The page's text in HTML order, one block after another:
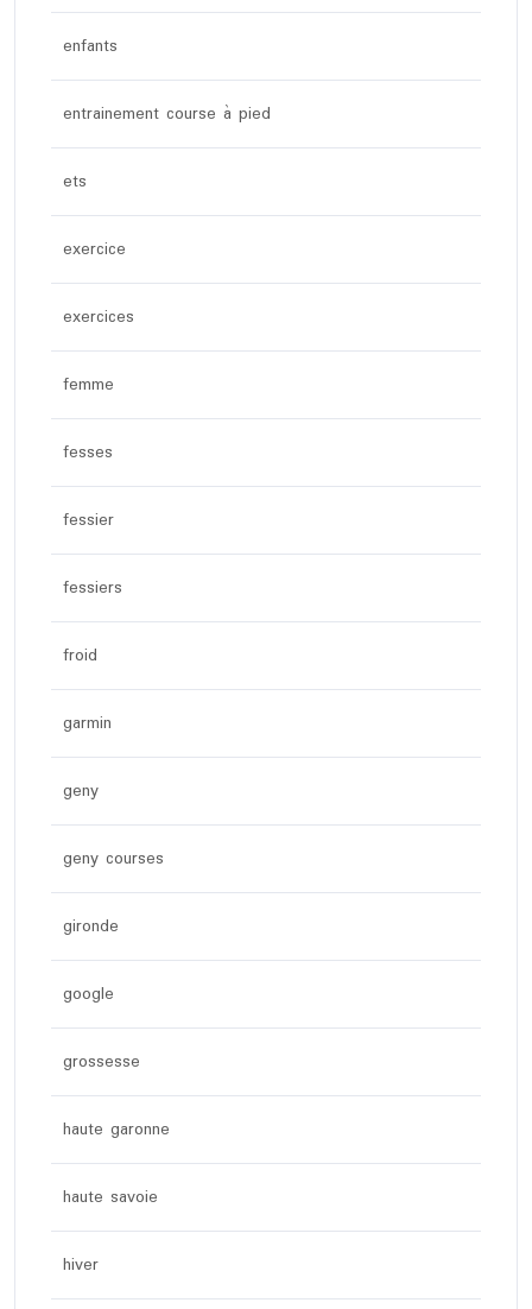
enfants
entrainement course à pied
ets
exercice
exercices
femme
fesses
fessier
fessiers
froid
garmin
geny
geny courses
gironde
google
grossesse
haute garonne
haute savoie
hiver